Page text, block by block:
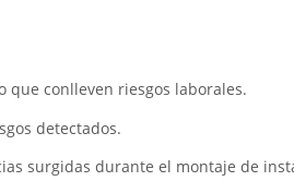
que conlleven riesgos laborales.
detectados.
surgidas durante el montaje de